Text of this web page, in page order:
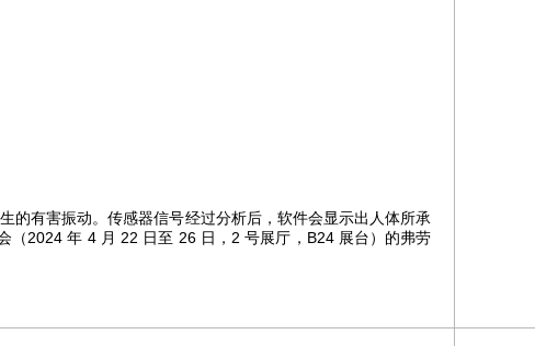
的有害振动。传感器信号经过分析后，软件会显示出人体所承
（2024 年 4 月 22 日至 26 日，2 号展厅，B24 展台）的弗劳